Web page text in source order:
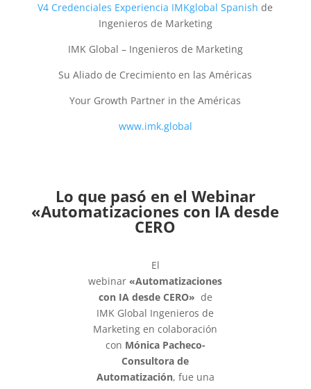
V4 Credenciales Experiencia IMKglobal Spanish de
Ingenieros de Marketing
IMK Global – Ingenieros de Marketing
Su Aliado de Crecimiento en las Américas
Your Growth Partner in the Américas
www.imk.global
Lo que pasó en el Webinar
«Automatizaciones con IA desde
CERO
El
webinar «Automatizaciones
con IA desde CERO» de
IMK Global Ingenieros de
Marketing en colaboración
con Mónica Pacheco-
Consultora de
Automatización, fue una